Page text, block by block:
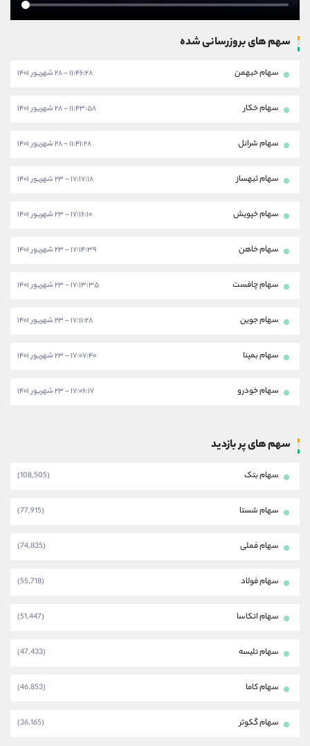
سهم های بروزرسانی شده
سهام خبهمن ۱۱:۴۶:۲۸ - ۲۸ شهریور ۱۴۰۱
سهام خکار ۱۱:۴۳:۵۸ - ۲۸ شهریور ۱۴۰۱
سهام شرانل ۱۱:۴۱:۲۸ - ۲۸ شهریور ۱۴۰۱
سهام ثبهساز ۱۷:۱۷:۱۸ - ۲۳ شهریور ۱۴۰۱
سهام خپویش ۱۷:۱۶:۱۰ - ۲۳ شهریور ۱۴۰۱
سهام خاهن ۱۷:۱۴:۳۹ - ۲۳ شهریور ۱۴۰۱
سهام چافست ۱۷:۱۳:۳۵ - ۲۳ شهریور ۱۴۰۱
سهام جوین ۱۷:۱۱:۲۸ - ۲۳ شهریور ۱۴۰۱
سهام بمپنا ۱۷:۰۷:۴۰ - ۲۳ شهریور ۱۴۰۱
سهام خودرو ۱۷:۰۶:۱۷ - ۲۳ شهریور ۱۴۰۱
سهم های پر بازدید
سهام بتک (108,505)
سهام شستا (77,915)
سهام فملی (74,835)
سهام فولاد (55,718)
سهام اتکاسا (51,447)
سهام تلیسه (47,433)
سهام کاما (46,853)
سهام گکوثر (36,165)